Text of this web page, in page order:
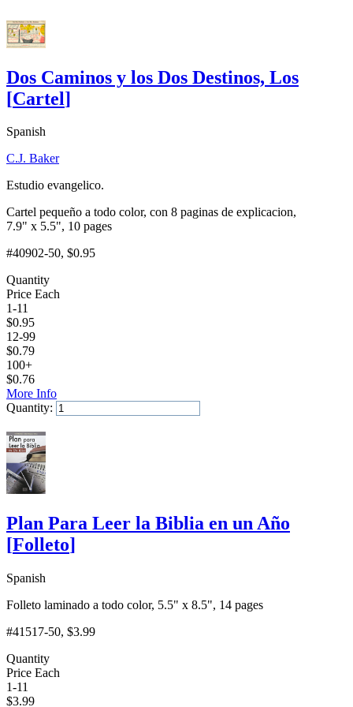
Dos Caminos y los Dos Destinos, Los
[Cartel]
Spanish
C.J. Baker
Estudio evangelico.
Cartel pequeño a todo color, con 8 paginas de explicacion,
7.9" x 5.5", 10 pages
#40902-50, $0.95
Quantity
Price Each
1-11
$0.95
12-99
$0.79
100+
$0.76
More Info
Quantity:
Plan Para Leer la Biblia en un Año
[Folleto]
Spanish
Folleto laminado a todo color, 5.5" x 8.5", 14 pages
#41517-50, $3.99
Quantity
Price Each
1-11
$3.99